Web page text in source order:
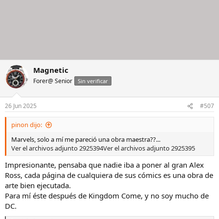
Magnetic
Forer@ Senior Sin verificar
26 Jun 2025 #507
pinon dijo:
Marvels, solo a mí me pareció una obra maestra??...
Ver el archivos adjunto 2925394Ver el archivos adjunto 2925395
Impresionante, pensaba que nadie iba a poner al gran Alex
Ross, cada página de cualquiera de sus cómics es una obra de
arte bien ejecutada.
Para mí éste después de Kingdom Come, y no soy mucho de
DC.